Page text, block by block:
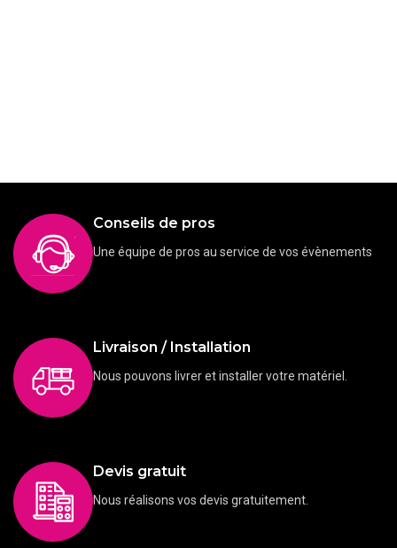
Conseils de pros
Une équipe de pros au service de vos évènements
Livraison / Installation
Nous pouvons livrer et installer votre matériel.
Devis gratuit
Nous réalisons vos devis gratuitement.